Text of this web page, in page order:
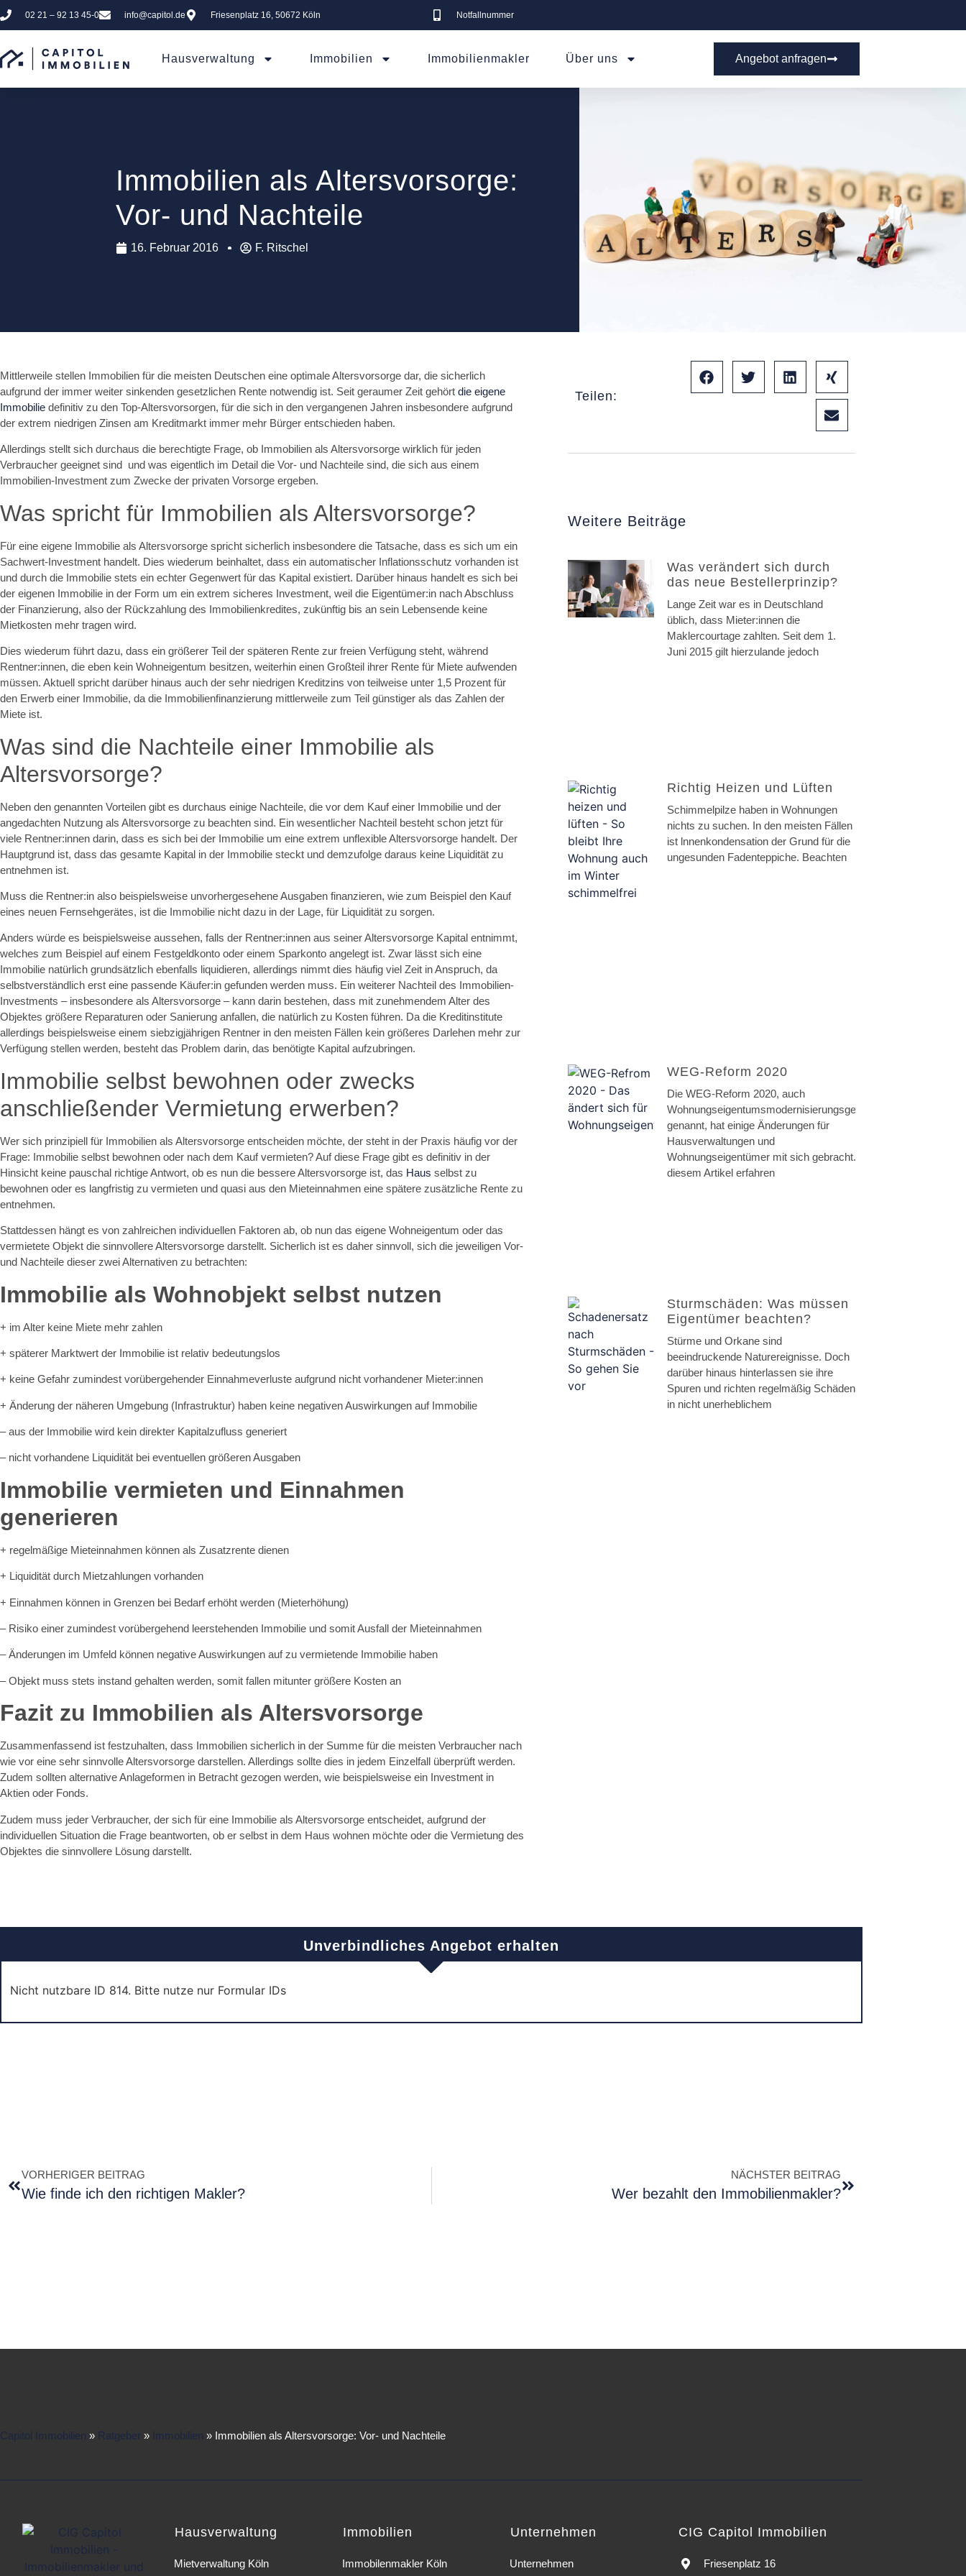
02 21 – 92 13 45-0 info@capitol.de Friesenplatz 16, 50672 Köln Notfallnummer
Hausverwaltung Immobilien Immobilienmakler Über uns Angebot anfragen
Immobilien als Altersvorsorge:
Vor- und Nachteile
16. Februar 2016 F. Ritschel
Mittlerweile stellen Immobilien für die meisten Deutschen eine optimale Altersvorsorge dar, die sicherlich
aufgrund der immer weiter sinkenden gesetzlichen Rente notwendig ist. Seit geraumer Zeit gehört die eigene
Immobilie definitiv zu den Top-Altersvorsorgen, für die sich in den vergangenen Jahren insbesondere aufgrund
der extrem niedrigen Zinsen am Kreditmarkt immer mehr Bürger entschieden haben.
Allerdings stellt sich durchaus die berechtigte Frage, ob Immobilien als Altersvorsorge wirklich für jeden
Verbraucher geeignet sind und was eigentlich im Detail die Vor- und Nachteile sind, die sich aus einem
Immobilien-Investment zum Zwecke der privaten Vorsorge ergeben.
Was spricht für Immobilien als Altersvorsorge?
Für eine eigene Immobilie als Altersvorsorge spricht sicherlich insbesondere die Tatsache, dass es sich um ein
Sachwert-Investment handelt. Dies wiederum beinhaltet, dass ein automatischer Inflationsschutz vorhanden ist
und durch die Immobilie stets ein echter Gegenwert für das Kapital existiert. Darüber hinaus handelt es sich bei
der eigenen Immobilie in der Form um ein extrem sicheres Investment, weil die Eigentümer:in nach Abschluss
der Finanzierung, also der Rückzahlung des Immobilienkredites, zukünftig bis an sein Lebensende keine
Mietkosten mehr tragen wird.
Dies wiederum führt dazu, dass ein größerer Teil der späteren Rente zur freien Verfügung steht, während
Rentner:innen, die eben kein Wohneigentum besitzen, weiterhin einen Großteil ihrer Rente für Miete aufwenden
müssen. Aktuell spricht darüber hinaus auch der sehr niedrigen Kreditzins von teilweise unter 1,5 Prozent für
den Erwerb einer Immobilie, da die Immobilienfinanzierung mittlerweile zum Teil günstiger als das Zahlen der
Miete ist.
Was sind die Nachteile einer Immobilie als
Altersvorsorge?
Neben den genannten Vorteilen gibt es durchaus einige Nachteile, die vor dem Kauf einer Immobilie und der
angedachten Nutzung als Altersvorsorge zu beachten sind. Ein wesentlicher Nachteil besteht schon jetzt für
viele Rentner:innen darin, dass es sich bei der Immobilie um eine extrem unflexible Altersvorsorge handelt. Der
Hauptgrund ist, dass das gesamte Kapital in der Immobilie steckt und demzufolge daraus keine Liquidität zu
entnehmen ist.
Muss die Rentner:in also beispielsweise unvorhergesehene Ausgaben finanzieren, wie zum Beispiel den Kauf
eines neuen Fernsehgerätes, ist die Immobilie nicht dazu in der Lage, für Liquidität zu sorgen.
Anders würde es beispielsweise aussehen, falls der Rentner:innen aus seiner Altersvorsorge Kapital entnimmt,
welches zum Beispiel auf einem Festgeldkonto oder einem Sparkonto angelegt ist. Zwar lässt sich eine
Immobilie natürlich grundsätzlich ebenfalls liquidieren, allerdings nimmt dies häufig viel Zeit in Anspruch, da
selbstverständlich erst eine passende Käufer:in gefunden werden muss. Ein weiterer Nachteil des Immobilien-
Investments – insbesondere als Altersvorsorge – kann darin bestehen, dass mit zunehmendem Alter des
Objektes größere Reparaturen oder Sanierung anfallen, die natürlich zu Kosten führen. Da die Kreditinstitute
allerdings beispielsweise einem siebzigjährigen Rentner in den meisten Fällen kein größeres Darlehen mehr zur
Verfügung stellen werden, besteht das Problem darin, das benötigte Kapital aufzubringen.
Immobilie selbst bewohnen oder zwecks
anschließender Vermietung erwerben?
Wer sich prinzipiell für Immobilien als Altersvorsorge entscheiden möchte, der steht in der Praxis häufig vor der
Frage: Immobilie selbst bewohnen oder nach dem Kauf vermieten? Auf diese Frage gibt es definitiv in der
Hinsicht keine pauschal richtige Antwort, ob es nun die bessere Altersvorsorge ist, das Haus selbst zu
bewohnen oder es langfristig zu vermieten und quasi aus den Mieteinnahmen eine spätere zusätzliche Rente zu
entnehmen.
Stattdessen hängt es von zahlreichen individuellen Faktoren ab, ob nun das eigene Wohneigentum oder das
vermietete Objekt die sinnvollere Altersvorsorge darstellt. Sicherlich ist es daher sinnvoll, sich die jeweiligen Vor-
und Nachteile dieser zwei Alternativen zu betrachten:
Immobilie als Wohnobjekt selbst nutzen
+ im Alter keine Miete mehr zahlen
+ späterer Marktwert der Immobilie ist relativ bedeutungslos
+ keine Gefahr zumindest vorübergehender Einnahmeverluste aufgrund nicht vorhandener Mieter:innen
+ Änderung der näheren Umgebung (Infrastruktur) haben keine negativen Auswirkungen auf Immobilie
– aus der Immobilie wird kein direkter Kapitalzufluss generiert
– nicht vorhandene Liquidität bei eventuellen größeren Ausgaben
Immobilie vermieten und Einnahmen
generieren
+ regelmäßige Mieteinnahmen können als Zusatzrente dienen
+ Liquidität durch Mietzahlungen vorhanden
+ Einnahmen können in Grenzen bei Bedarf erhöht werden (Mieterhöhung)
– Risiko einer zumindest vorübergehend leerstehenden Immobilie und somit Ausfall der Mieteinnahmen
– Änderungen im Umfeld können negative Auswirkungen auf zu vermietende Immobilie haben
– Objekt muss stets instand gehalten werden, somit fallen mitunter größere Kosten an
Fazit zu Immobilien als Altersvorsorge
Zusammenfassend ist festzuhalten, dass Immobilien sicherlich in der Summe für die meisten Verbraucher nach
wie vor eine sehr sinnvolle Altersvorsorge darstellen. Allerdings sollte dies in jedem Einzelfall überprüft werden.
Zudem sollten alternative Anlageformen in Betracht gezogen werden, wie beispielsweise ein Investment in
Aktien oder Fonds.
Zudem muss jeder Verbraucher, der sich für eine Immobilie als Altersvorsorge entscheidet, aufgrund der
individuellen Situation die Frage beantworten, ob er selbst in dem Haus wohnen möchte oder die Vermietung des
Objektes die sinnvollere Lösung darstellt.
Teilen:
Weitere Beiträge
Was verändert sich durch
das neue Bestellerprinzip?
Lange Zeit war es in Deutschland
üblich, dass Mieter:innen die
Maklercourtage zahlten. Seit dem 1.
Juni 2015 gilt hierzulande jedoch
Richtig Heizen und Lüften
Schimmelpilze haben in Wohnungen
nichts zu suchen. In den meisten Fällen
ist lnnenkondensation der Grund für die
ungesunden Fadenteppiche. Beachten
WEG-Reform 2020
Die WEG-Reform 2020, auch
Wohnungseigentumsmodernisierungsgesetz
genannt, hat einige Änderungen für
Hausverwaltungen und
Wohnungseigentümer mit sich gebracht. In
diesem Artikel erfahren
Sturmschäden: Was müssen
Eigentümer beachten?
Stürme und Orkane sind
beeindruckende Naturereignisse. Doch
darüber hinaus hinterlassen sie ihre
Spuren und richten regelmäßig Schäden
in nicht unerheblichem
Unverbindliches Angebot erhalten
Nicht nutzbare ID 814. Bitte nutze nur Formular IDs
VORHERIGER BEITRAG
Wie finde ich den richtigen Makler?
NÄCHSTER BEITRAG
Wer bezahlt den Immobilienmakler?
Capitol Immobilien » Ratgeber » Immobilien » Immobilien als Altersvorsorge: Vor- und Nachteile
Hausverwaltung
Mietverwaltung Köln
Immobilien
Immobilenmakler Köln
Unternehmen
Unternehmen
CIG Capitol Immobilien
Friesenplatz 16